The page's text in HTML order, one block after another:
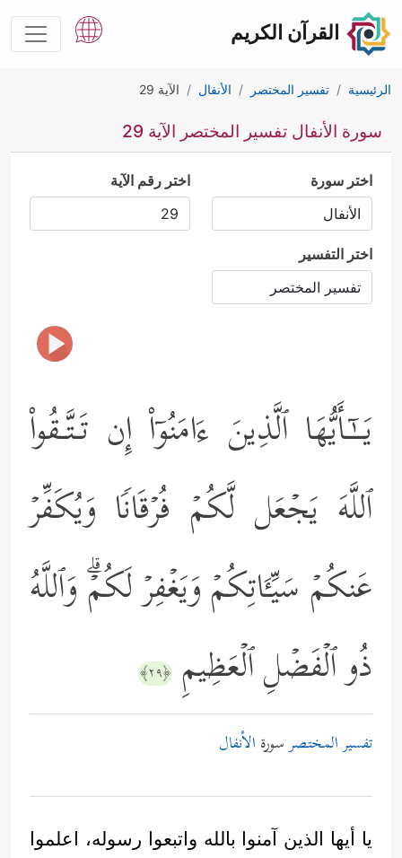
القرآن الكريم
الرئيسية تفسير المختصر الأنفال الآية 29
سورة الأنفال تفسير المختصر الآية 29
اختر سورة اختر رقم الآية
اختر التفسير
یَــٰۤـأَیُّهَا ٱلَّذِینَ ءَامَنُوۤاْ إِن تَـتَّـقُواْ
ٱللَّهَ یَجۡعَل لَّكُمۡ فُرۡقَانࣰا وَیُكَفِّرۡ
عَنكُمۡ سَیِّـَٔاتِكُمۡ وَیَغۡفِرۡ لَكُمۡۗ وَٱللَّهُ
ذُو ٱلۡفَضۡلِ ٱلۡعَظِیمِ ﴿٢٩﴾
تفسير المختصرسورة الأنفال
يا أيها الذين آمنوا بالله واتبعوا رسوله، اعلموا